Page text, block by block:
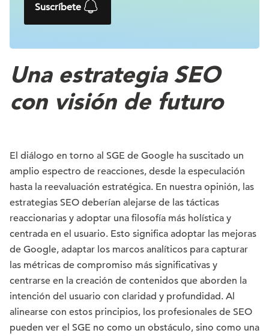
Suscríbete
Una estrategia SEO
con visión de futuro
El diálogo en torno al SGE de Google ha suscitado un
amplio espectro de reacciones, desde la especulación
hasta la reevaluación estratégica. En nuestra opinión, las
estrategias SEO deberían alejarse de las tácticas
reaccionarias y adoptar una filosofía más holística y
centrada en el usuario. Esto significa adoptar las mejoras
de Google, adaptar los marcos analíticos para capturar
las métricas de compromiso más significativas y
centrarse en la creación de contenidos que aborden la
intención del usuario con claridad y profundidad. Al
alinearse con estos principios, los profesionales de SEO
pueden ver el SGE no como un obstáculo, sino como una